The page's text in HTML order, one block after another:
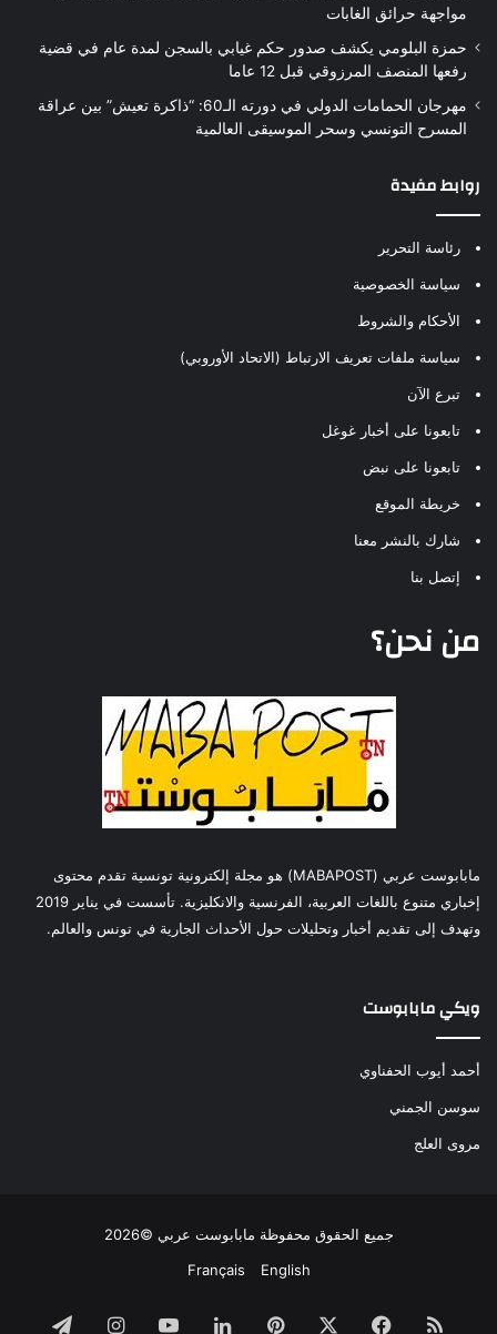
مواجهة حرائق الغابات
حمزة البلومي يكشف صدور حكم غيابي بالسجن لمدة عام في قضية
رفعها المنصف المرزوقي قبل 12 عاما
مهرجان الحمامات الدولي في دورته الـ60: “ذاكرة تعيش” بين عراقة
المسرح التونسي وسحر الموسيقى العالمية
روابط مفيدة
رئاسة التحرير
سياسة الخصوصية
الأحكام والشروط
سياسة ملفات تعريف الارتباط (الاتحاد الأوروبي)
تبرع الآن
تابعونا على أخبار غوغل
تابعونا على نبض
خريطة الموقع
شارك بالنشر معنا
إتصل بنا
من نحن؟
مابابوست عربي (MABAPOST) هو مجلة إلكترونية تونسية تقدم محتوى
إخباري متنوع باللغات العربية، الفرنسية والانكليزية. تأسست في يناير 2019
وتهدف إلى تقديم أخبار وتحليلات حول الأحداث الجارية في تونس والعالم.
ويكي مابابوست
أحمد أيوب الحفناوي
سوسن الجمني
مروى العلج
جميع الحقوق محفوظة مابابوست عربي ©2026
English
Français
ملخص فيسبوك بينتيريستلينكدإن ‫YouTubeانستقرام